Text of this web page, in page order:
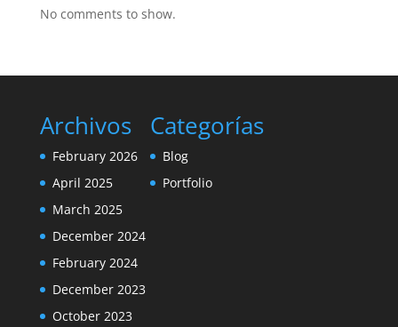
No comments to show.
Archivos
February 2026
April 2025
March 2025
December 2024
February 2024
December 2023
October 2023
Categorías
Blog
Portfolio